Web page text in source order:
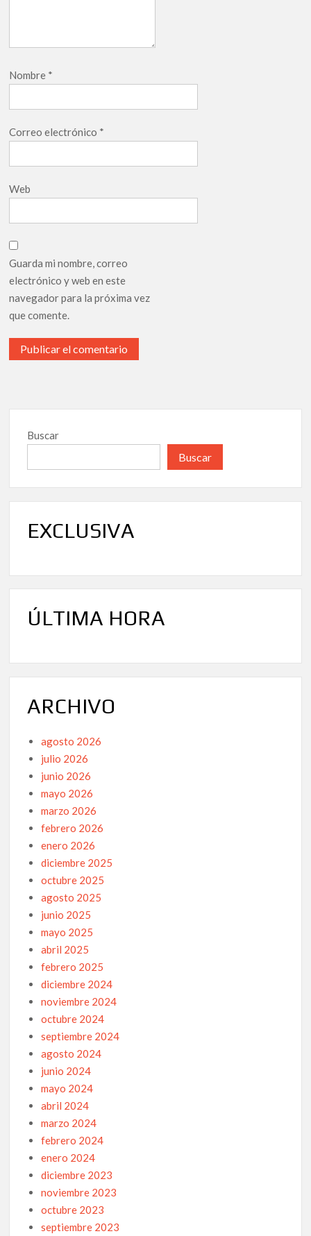
Nombre *
Correo electrónico *
Web
Guarda mi nombre, correo
electrónico y web en este
navegador para la próxima vez
que comente.
Buscar
Buscar
EXCLUSIVA
ÚLTIMA HORA
ARCHIVO
agosto 2026
julio 2026
junio 2026
mayo 2026
marzo 2026
febrero 2026
enero 2026
diciembre 2025
octubre 2025
agosto 2025
junio 2025
mayo 2025
abril 2025
febrero 2025
diciembre 2024
noviembre 2024
octubre 2024
septiembre 2024
agosto 2024
junio 2024
mayo 2024
abril 2024
marzo 2024
febrero 2024
enero 2024
diciembre 2023
noviembre 2023
octubre 2023
septiembre 2023